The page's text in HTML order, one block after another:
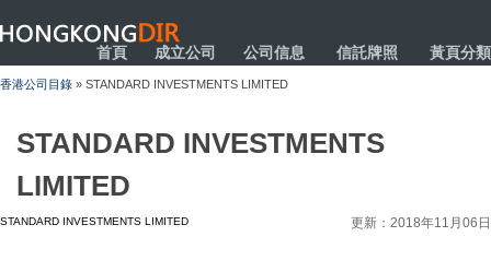
HONGKONGDIR
首頁 成立公司 公司信息 信託牌照 黃頁分類
香港公司目錄 » STANDARD INVESTMENTS LIMITED
STANDARD INVESTMENTS
LIMITED
STANDARD INVESTMENTS LIMITED 更新：2018年11月06日